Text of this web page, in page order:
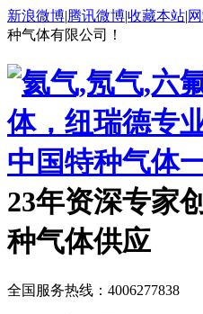
新浪微博|腾讯微博|收藏本站|
种气体有限公司！
中国特种气体
23年资深专家
种气体供应
全国服务热线： 4006277838